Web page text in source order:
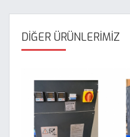
DİĞER ÜRÜNLERİMİZ